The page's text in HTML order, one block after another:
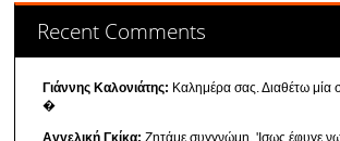
Recent Comments
Γιάννης Καλονιάτης: Καλημέρα σας. Διαθέτω μία
�
Αγγελική Γκίκα: Ζητάμε συγγνώμη. 'Ισως έφυγε